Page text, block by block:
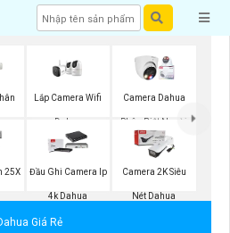
Lắp Camera Wifi
Dahua
Camera Dahua
Phân Biệt Người
25X Đầu Ghi Camera Ip
4k Dahua
Camera 2K Siêu
Nét Dahua
Giá Rẻ